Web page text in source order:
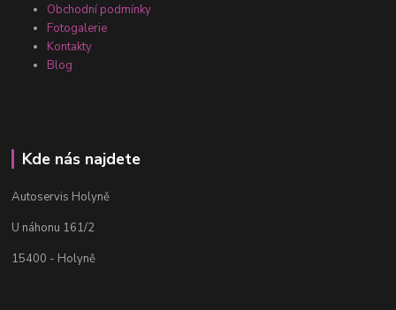
Obchodní podmínky
Fotogalerie
Kontakty
Blog
Kde nás najdete
Autoservis Holyně
U náhonu 161/2
15400 - Holyně